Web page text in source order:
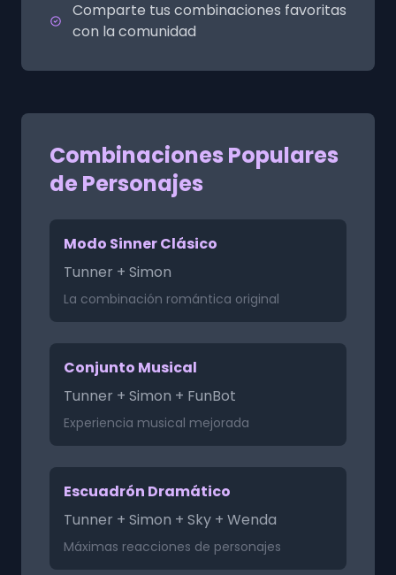
Comparte tus combinaciones favoritas
con la comunidad
Combinaciones Populares
de Personajes
Modo Sinner Clásico
Tunner + Simon
La combinación romántica original
Conjunto Musical
Tunner + Simon + FunBot
Experiencia musical mejorada
Escuadrón Dramático
Tunner + Simon + Sky + Wenda
Máximas reacciones de personajes